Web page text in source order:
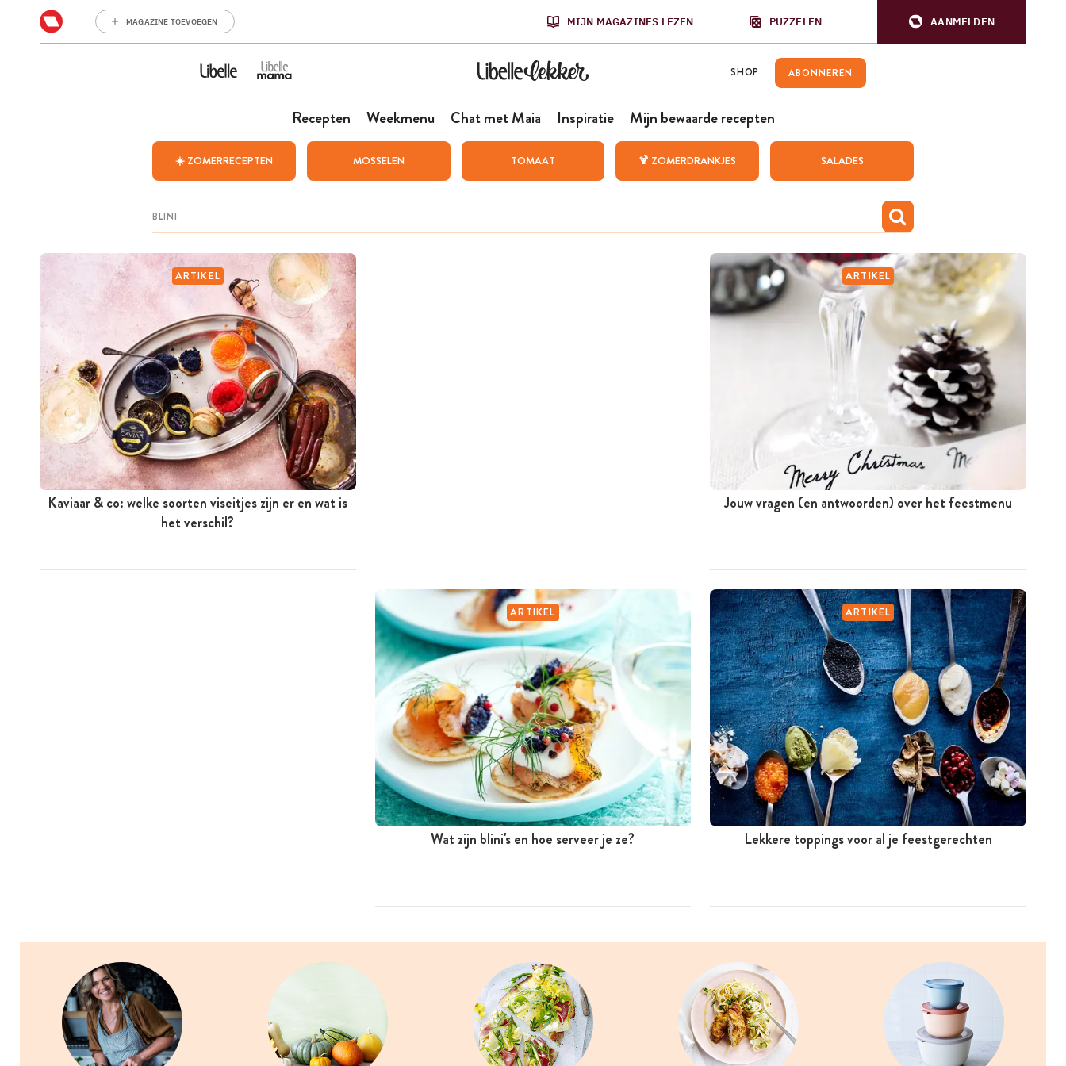
MAGAZINE TOEVOEGEN MIJN MAGAZINES LEZEN PUZZELEN AANMELDEN
SHOP ABONNEREN
Recepten Weekmenu Chat met Maia Inspiratie Mijn bewaarde recepten
☀️ ZOMERRECEPTEN MOSSELEN TOMAAT 🍹 ZOMERDRANKJES SALADES
ARTIKEL
Kaviaar & co: welke soorten viseitjes zijn er en wat is
het verschil?
ARTIKEL
Jouw vragen (en antwoorden) over het feestmenu
ARTIKEL
Wat zijn blini's en hoe serveer je ze?
ARTIKEL
Lekkere toppings voor al je feestgerechten